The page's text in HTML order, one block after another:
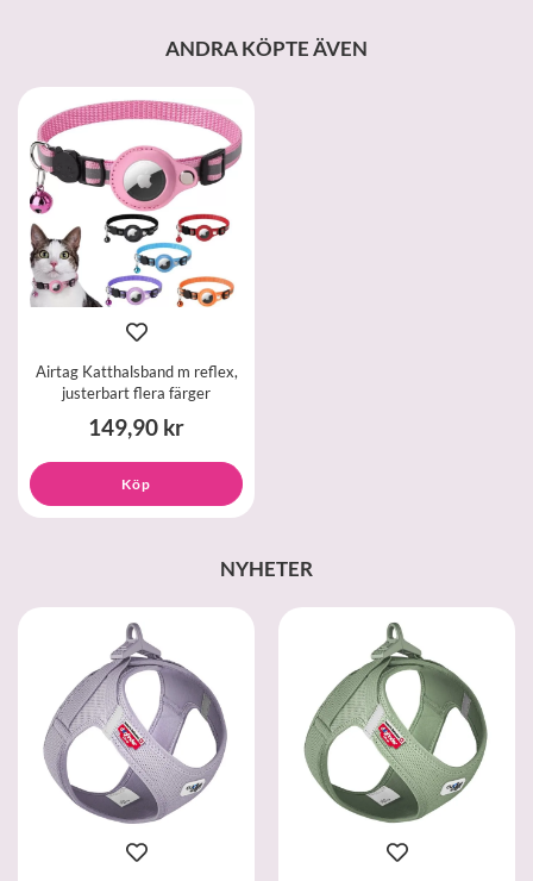
ANDRA KÖPTE ÄVEN
Airtag Katthalsband m reflex,
justerbart flera färger
149,90 kr
Köp
NYHETER